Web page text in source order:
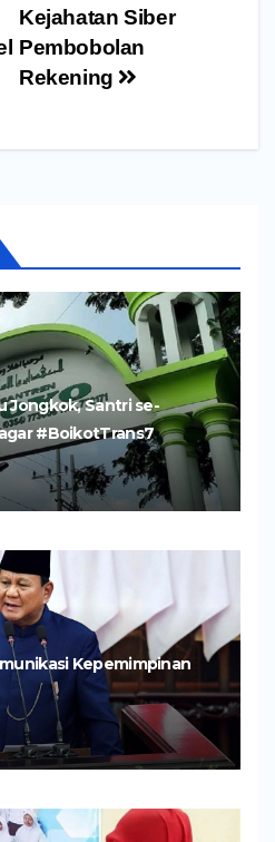
Kejahatan Siber
Pembobolan
Rekening
Jongkok, Santri se-
#BoikotTrans7
Kepemimpinan